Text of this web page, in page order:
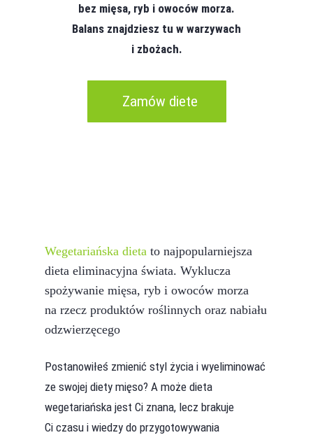
bez mięsa, ryb i owoców morza.
Balans znajdziesz tu w warzywach
i zbożach.
Zamów diete
Wegetariańska dieta to najpopularniejsza
dieta eliminacyjna świata. Wyklucza
spożywanie mięsa, ryb i owoców morza
na rzecz produktów roślinnych oraz nabiału
odzwierzęcego
Postanowiłeś zmienić styl życia i wyeliminować
ze swojej diety mięso? A może dieta
wegetariańska jest Ci znana, lecz brakuje
Ci czasu i wiedzy do przygotowywania